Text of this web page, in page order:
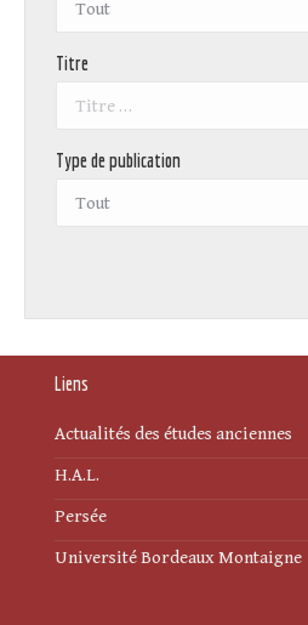
Titre
Type de publication
Liens
Actualités des études anciennes
H.A.L.
Persée
Université Bordeaux Montaigne